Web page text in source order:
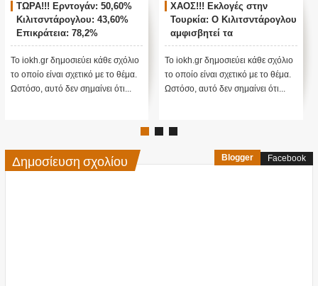
ΤΩΡΑ!!! Ερντογάν: 50,60%
Κιλιτσντάρογλου: 43,60%
Επικράτεια: 78,2%
Το iokh.gr δημοσιεύει κάθε σχόλιο
το οποίο είναι σχετικό με το θέμα.
Ωστόσο, αυτό δεν σημαίνει ότι...
ΧΑΟΣ!!! Εκλογές στην
Τουρκία: Ο Κιλιτσντάρογλου
αμφισβητεί τα
αποτελέσματα θα γίνουν
ενστάσεις...
Το iokh.gr δημοσιεύει κάθε σχόλιο
το οποίο είναι σχετικό με το θέμα.
Ωστόσο, αυτό δεν σημαίνει ότι...
Δημοσίευση σχολίου Blogger Facebook